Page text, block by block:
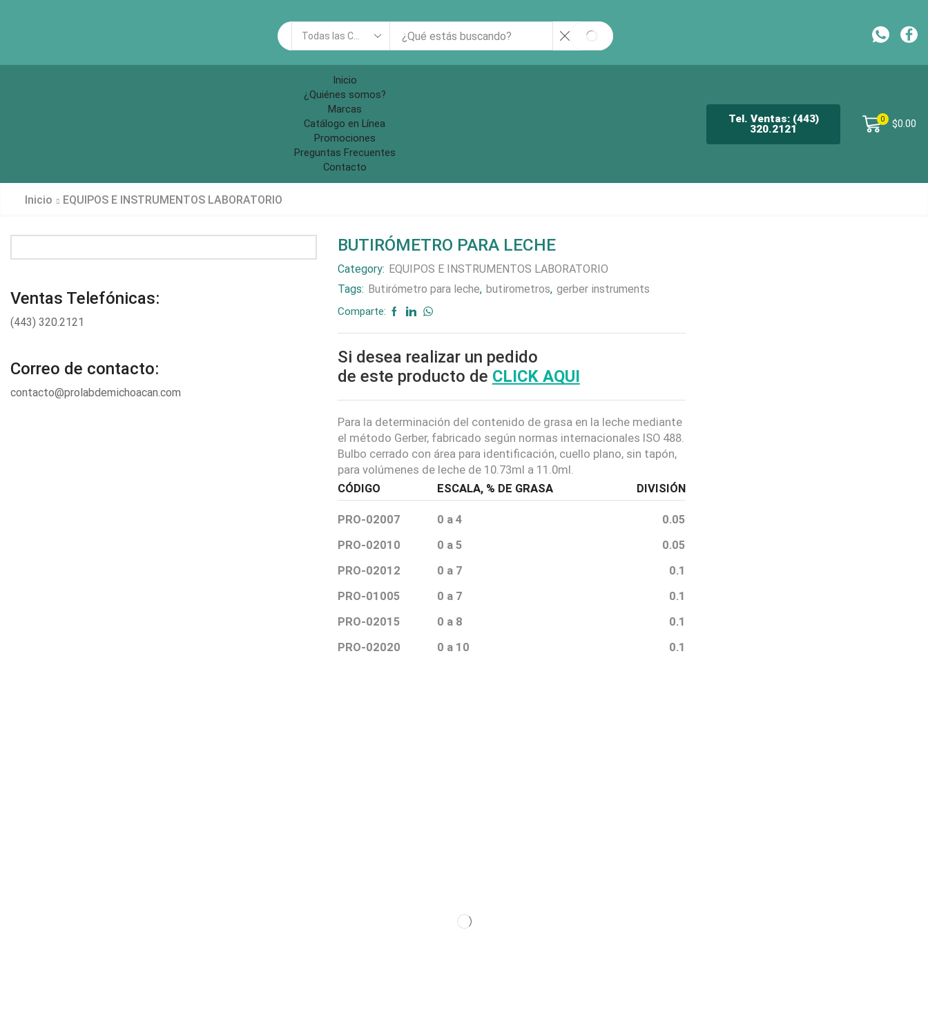
Search
SEARCH
Inicio
¿Quiénes somos?
Marcas
Catálogo en Línea
Promociones
Preguntas Frecuentes
Contacto
Tel. Ventas: (443)
320.2121
0 $0.00
Inicio EQUIPOS E INSTRUMENTOS LABORATORIO
Ventas Telefónicas:
(443) 320.2121
Correo de contacto:
contacto@prolabdemichoacan.com
BUTIRÓMETRO PARA LECHE
Category: EQUIPOS E INSTRUMENTOS LABORATORIO
Tags: Butirómetro para leche, butirometros, gerber instruments
Comparte:
Si desea realizar un pedido
de este producto de CLICK AQUI
Para la determinación del contenido de grasa en la leche mediante
el método Gerber, fabricado según normas internacionales ISO 488.
Bulbo cerrado con área para identificación, cuello plano, sin tapón,
para volúmenes de leche de 10.73ml a 11.0ml.
CÓDIGO
ESCALA, % DE GRASA DIVISIÓN
PRO-02007 0 a 4
0.05
PRO-02010
0 a 5
0.05
PRO-02012
0 a 7
0.1
PRO-01005
0 a 7
0.1
PRO-02015
0 a 8
0.1
PRO-02020
0 a 10 0.1